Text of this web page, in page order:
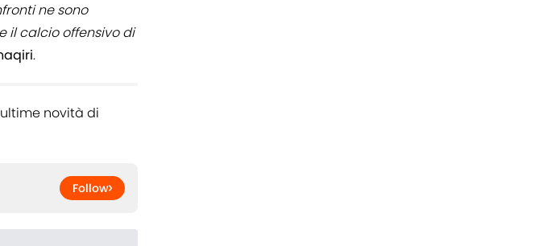
ne sono
il calcio offensivo di
.
novità di
Follow